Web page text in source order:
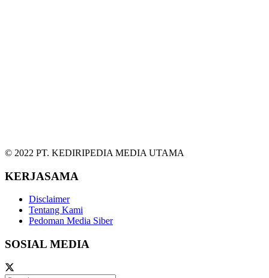
© 2022 PT. KEDIRIPEDIA MEDIA UTAMA
KERJASAMA
Disclaimer
Tentang Kami
Pedoman Media Siber
SOSIAL MEDIA